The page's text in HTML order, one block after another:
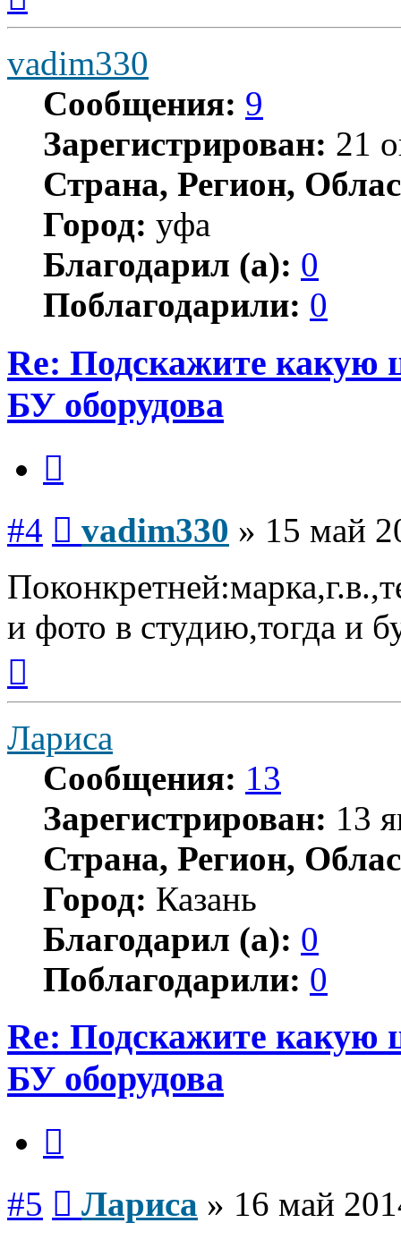
началу
vadim330
Сообщения: 9
Зарегистрирован: 21
Страна, Регион,
Город: уфа
Благодарил (а): 0
Поблагодарили: 0
Re: Подскажите какую
БУ оборудова
#4 vadim330 » 15 май
и фото в студию,тогда и
началу
Лариса
Сообщения: 13
Зарегистрирован: 13
Страна, Регион,
Город: Казань
Благодарил (а): 0
Поблагодарили: 0
Re: Подскажите какую
БУ оборудова
#5 Лариса » 16 май